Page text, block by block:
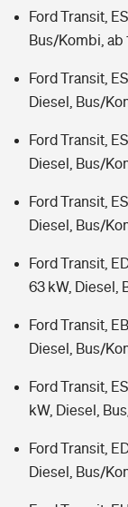
Ford Transit,
Bus/Kombi, ab
Ford Transit,
Diesel, Bus/
Ford Transit,
Diesel, Bus/
Ford Transit,
Diesel, Bus/
Ford Transit,
63 kW, Diesel,
Ford Transit,
Diesel, Bus/
Ford Transit,
kW, Diesel,
Ford Transit,
Diesel, Bus/